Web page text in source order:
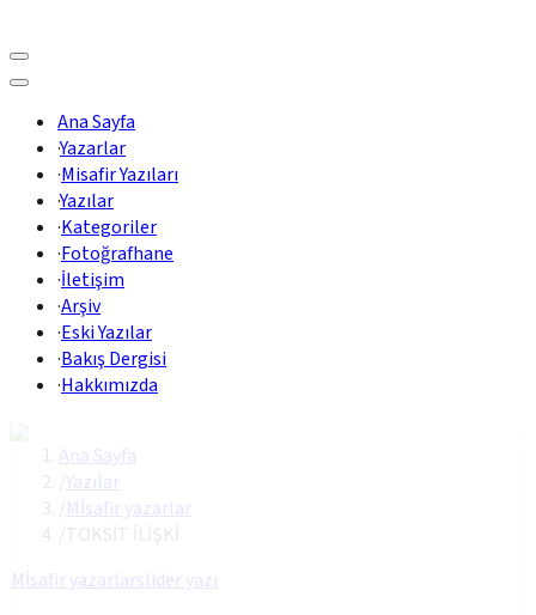
Ana Sayfa
·Yazarlar
·Misafir Yazıları
·Yazılar
·Kategoriler
·Fotoğrafhane
·İletişim
·Arşiv
·Eski Yazılar
·Bakış Dergisi
·Hakkımızda
Ana Sayfa
Yazılar
Mİsafir yazarlar
TOKSİT İLİŞKİ
Mİsafir yazarlarslider yazı